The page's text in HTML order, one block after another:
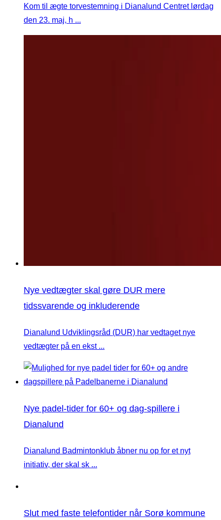
Kom til ægte torvestemning i Dianalund Centret lørdag
den 23. maj, h ...
Nye vedtægter skal gøre DUR mere
tidssvarende og inkluderende
Dianalund Udviklingsråd (DUR) har vedtaget nye
vedtægter på en ekst ...
Nye padel-tider for 60+ og dag-spillere i
Dianalund
Dianalund Badmintonklub åbner nu op for et nyt
initiativ, der skal sk ...
Slut med faste telefontider når Sorø kommune